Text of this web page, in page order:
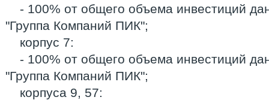
- 100% от общего объема инвестиций
"Группа Компаний ПИК";
корпус 7:
- 100% от общего объема инвестиций
"Группа Компаний ПИК";
корпуса 9, 57: